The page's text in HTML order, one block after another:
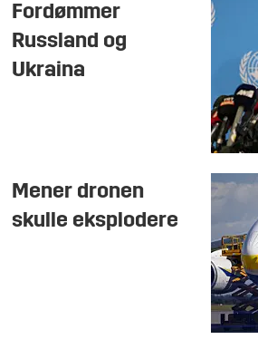
Fordømmer
Russland og
Ukraina
Mener dronen
skulle eksplodere